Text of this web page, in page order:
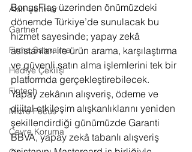
Akıllı Şehirler
Gartner
Firma Satınalma
Hediye Çekilişi
Fintech
Micro Focus
Çevre Koruma
BonusFlaş üzerinden önümüzdeki
dönemde Türkiye’de sunulacak bu
hizmet sayesinde; yapay zekâ
asistanları ile ürün arama, karşılaştırma
ve güvenli satın alma işlemlerini tek bir
platformda gerçekleştirebilecek.
Yapay zekânın alışveriş, ödeme ve
dijital etkileşim alışkanlıklarını yeniden
şekillendirdiği günümüzde Garanti
BBVA, yapay zekâ tabanlı alışveriş